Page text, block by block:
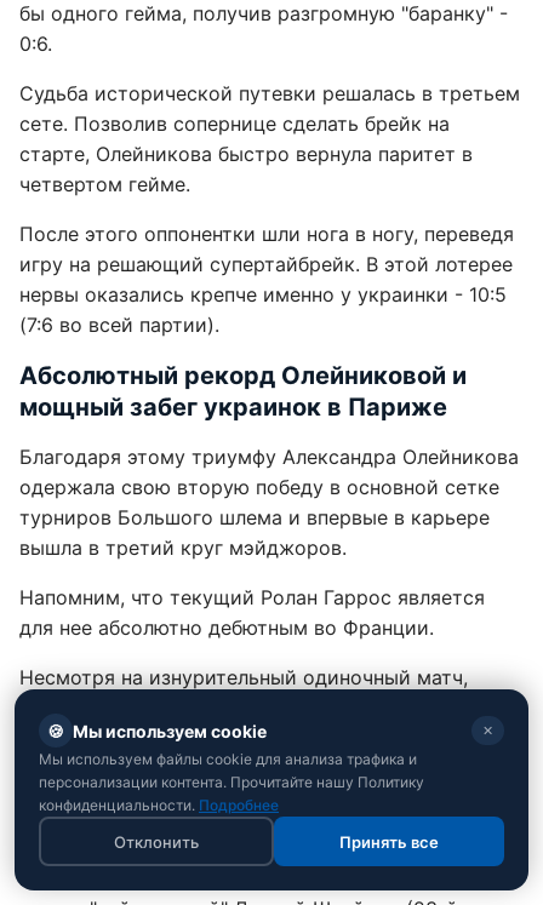
бы одного гейма, получив разгромную "баранку" -
0:6.
Судьба исторической путевки решалась в третьем
сете. Позволив сопернице сделать брейк на
старте, Олейникова быстро вернула паритет в
четвертом гейме.
После этого оппонентки шли нога в ногу, переведя
игру на решающий супертайбрейк. В этой лотерее
нервы оказались крепче именно у украинки - 10:5
(7:6 во всей партии).
Абсолютный рекорд Олейниковой и
мощный забег украинок в Париже
Благодаря этому триумфу Александра Олейникова
одержала свою вторую победу в основной сетке
турниров Большого шлема и впервые в карьере
вышла в третий круг мэйджоров.
Напомним, что текущий Ролан Гаррос является
для нее абсолютно дебютным во Франции.
Несмотря на изнурительный одиночный матч,
Александра проведет свой стартовый поединок в
парном разряде, где выступит в тандеме с
венгерской теннисисткой Панной Удварди.
В одиночной же сетке следующей соперницей
нашей спортсменки станет победительница пары
🍪 Мы используем cookie ✕
Мы используем файлы cookie для анализа трафика и
персонализации контента. Прочитайте нашу Политику
конфиденциальности. Подробнее
Отклонить Принять все